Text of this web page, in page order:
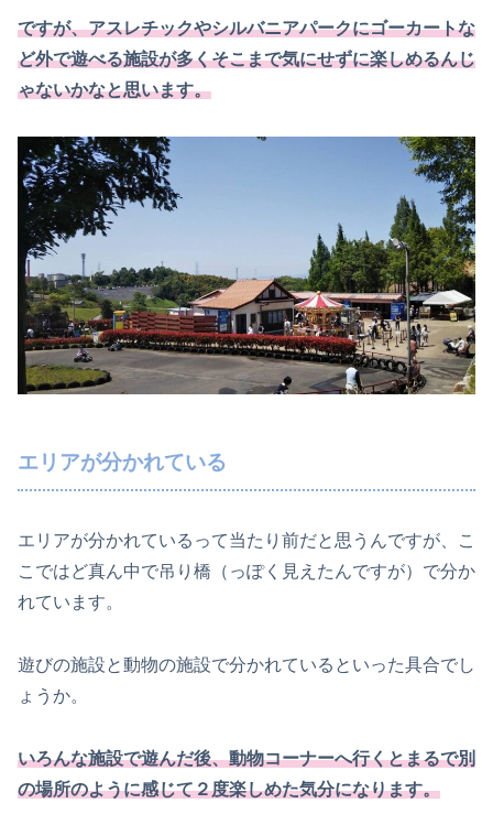
ですが、アスレチックやシルバニアパークにゴーカートな
ど外で遊べる施設が多くそこまで気にせずに楽しめるんじ
ゃないかなと思います。
エリアが分かれている
エリアが分かれているって当たり前だと思うんですが、こ
こではど真ん中で吊り橋（っぽく見えたんですが）で分か
れています。
遊びの施設と動物の施設で分かれているといった具合でし
ょうか。
いろんな施設で遊んだ後、動物コーナーへ行くとまるで別
の場所のように感じて２度楽しめた気分になります。